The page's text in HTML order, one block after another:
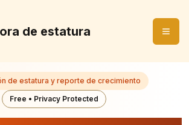
de estatura
de estatura y reporte de crecimiento
Free • Privacy Protected